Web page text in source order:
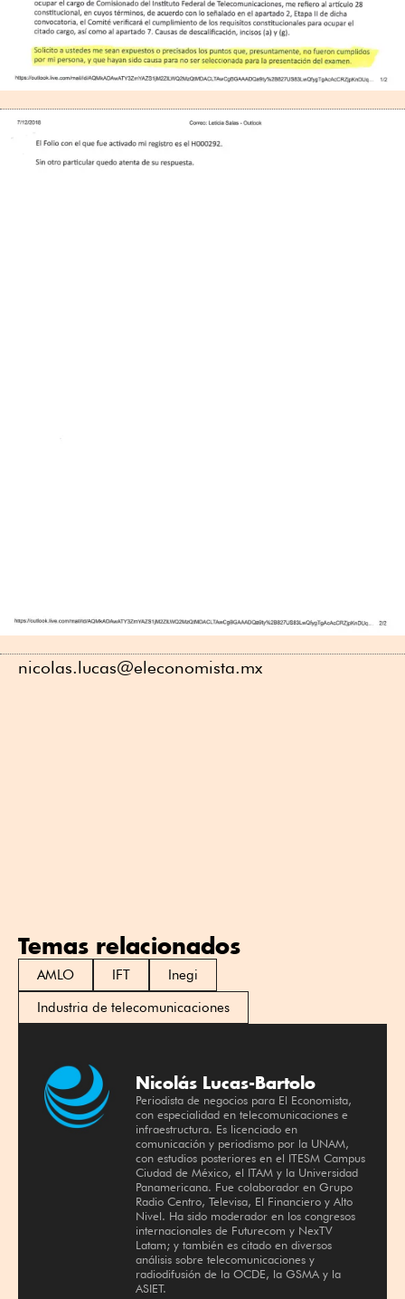
nicolas.lucas@eleconomista.mx
Temas relacionados
AMLO IFT
Inegi
Industria de telecomunicaciones
Nicolás Lucas-Bartolo
Periodista de negocios para El Economista,
con especialidad en telecomunicaciones e
infraestructura. Es licenciado en
comunicación y periodismo por la UNAM,
con estudios posteriores en el ITESM Campus
Ciudad de México, el ITAM y la Universidad
Panamericana. Fue colaborador en Grupo
Radio Centro, Televisa, El Financiero y Alto
Nivel. Ha sido moderador en los congresos
internacionales de Futurecom y NexTV
Latam; y también es citado en diversos
análisis sobre telecomunicaciones y
radiodifusión de la OCDE, la GSMA y la
ASIET.